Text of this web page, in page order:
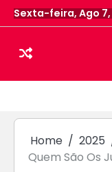
Skip
to
Sexta-feira, Ago
Home 2025
Quem São Os